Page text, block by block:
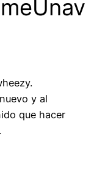
y al
que hacer